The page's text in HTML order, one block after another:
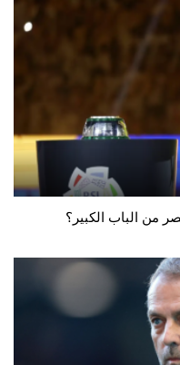
من الباب الكبير؟